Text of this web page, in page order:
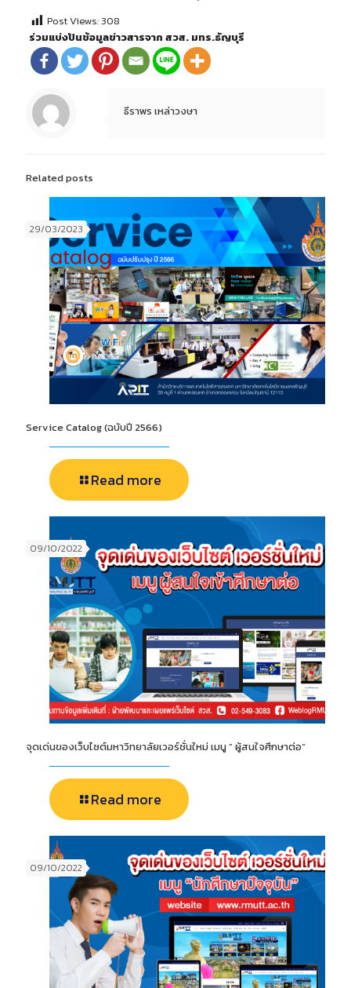
Post Views:308
ร่วมแบ่งปันข้อมูลข่าวสารจาก สวส. มทร.ธัญบุรี
ธีราพร เหล่าวงษา
Related posts
29/03/2023
Service Catalog (ฉบับปี 2566)
Read more
09/10/2022
จุดเด่นของเว็บไซต์มหาวิทยาลัยเวอร์ชั่นใหม่ เมนู ” ผู้สนใจศึกษาต่อ”
Read more
09/10/2022